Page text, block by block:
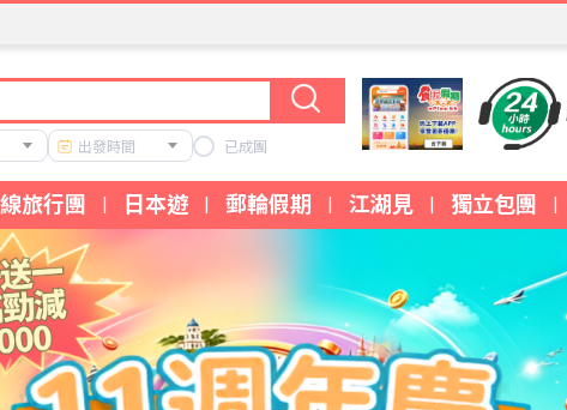
出發時間 已成團
旅行團 | 日本遊 | 郵輪假期 | 江湖見 | 獨立包團 |